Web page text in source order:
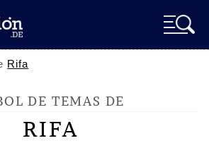
Rifa
DE TEMAS DE
RIFA